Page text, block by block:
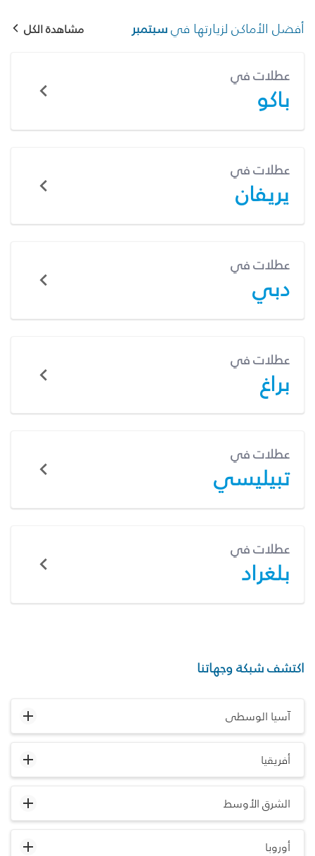
أفضل الأماكن لزيارتها فيسبتمبر مشاهدة الكل
عطلات في
باكو
عطلات في
يريفان
عطلات في
دبي
عطلات في
براغ
عطلات في
تبيليسي
عطلات في
بلغراد
اكتشف شبكة وجهاتنا
آسيا الوسطى
أفريقيا
الشرق الأوسط
أوروبا